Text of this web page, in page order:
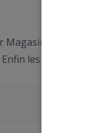
Magasins Bleus
les formes et